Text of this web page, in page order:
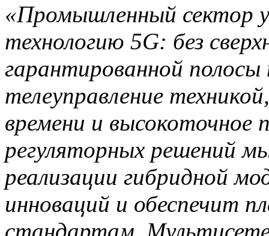
«Промышленный сектор
технологию 5G: без
гарантированной
телеуправление
времени и высокоточное
регуляторных решений
реализации гибридной
инноваций и обеспечит
стандартам.